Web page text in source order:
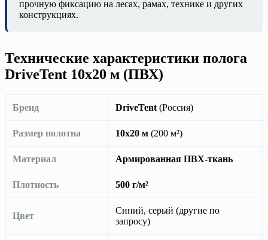
прочную фиксацию на лесах, рамах, технике и других
конструкциях.
Технические характеристики полога
DriveTent 10х20 м (ПВХ)
Бренд DriveTent (Россия)
Размер полотна 10х20 м (200 м²)
Материал Армированная ПВХ-ткань
Плотность 500 г/м²
Цвет
Синий, серый (другие по
запросу)